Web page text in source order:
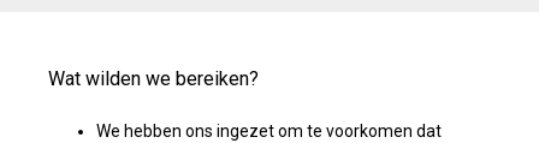
Wat wilden we bereiken?
We hebben ons ingezet om te voorkomen dat